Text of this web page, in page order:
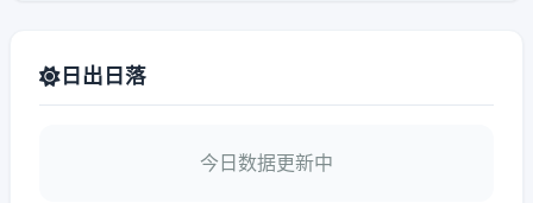
日出日落
今日数据更新中